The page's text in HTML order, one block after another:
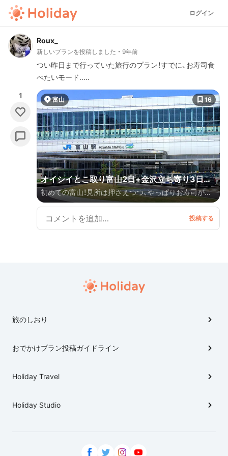
ログイン
Roux_
新しいプランを投稿しました 9年前
つい昨日まで行っていた旅行のプラン！すでに、お寿司食
べたいモード.....
1 富山 16
オイシイとこ取り富山2日+金沢立ち寄り3日プ
ラン
初めての富山！見所は押さえつつ、やっぱりお寿司が食
べたい！！というときのプラン。欲張って金沢も1日行っ
ちゃえ〜という合計3日の旅です。 本当は、あと1日石
川県で過ごせるといいかな.... 滞在中、合計5軒もお寿
旅のしおり
おでかけプラン投稿ガイドライン
Holiday Travel
Holiday Studio